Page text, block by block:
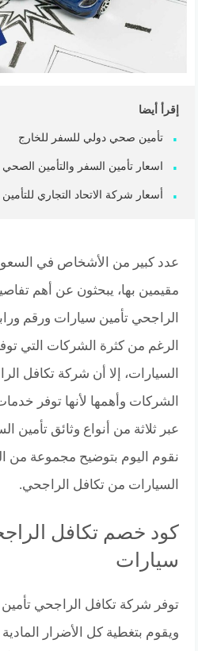
إقرأ أيضا
تأمين صحي دولي للسفر للخارج
اسعار تأمين السفر والتأمين الصحي
أسعار شركة الاتحاد التجاري للتأمين
عدد كبير من الأشخاص في
مقيمين بها، يبحثون عن أهم
الراجحي تأمين سيارات ورقم
الرغم من كثرة الشركات التي
السيارات، إلا أن شركة تكافل
الشركات وأهمها لأنها توفر
عبر ثلاثة من أنواع وثائق تأمين
نقوم اليوم بتوضيح مجموعة من
السيارات من تكافل الراجحي.
كود خصم تكافل
سيارات
توفر شركة تكافل الراجحي
ويقوم بتغطية كل الأضرار